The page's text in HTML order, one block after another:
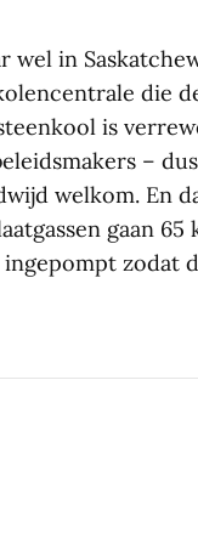
wel in
die
is
–
welkom. En
gaan
zodat